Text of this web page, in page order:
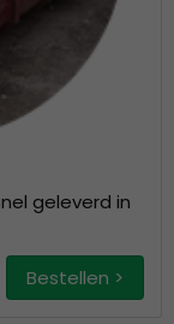
geleverd in
Bestellen >